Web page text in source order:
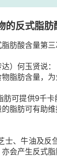
的反式脂肪
肪酸含量第三
）何玉贤说
脂肪含量，为
可提供9千
脂肪可有助
士、牛油及
会产生反式脂